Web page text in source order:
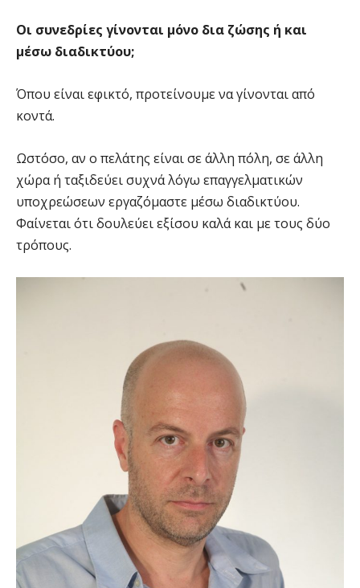
Οι συνεδρίες γίνονται μόνο δια ζώσης ή και
μέσω διαδικτύου;
Όπου είναι εφικτό, προτείνουμε να γίνονται από
κοντά.
Ωστόσο, αν ο πελάτης είναι σε άλλη πόλη, σε άλλη
χώρα ή ταξιδεύει συχνά λόγω επαγγελματικών
υποχρεώσεων εργαζόμαστε μέσω διαδικτύου.
Φαίνεται ότι δουλεύει εξίσου καλά και με τους δύο
τρόπους.